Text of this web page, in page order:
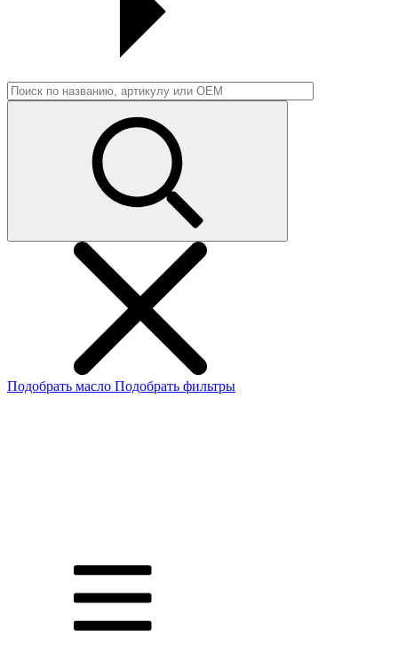
Подобрать масло Подобрать фильтры